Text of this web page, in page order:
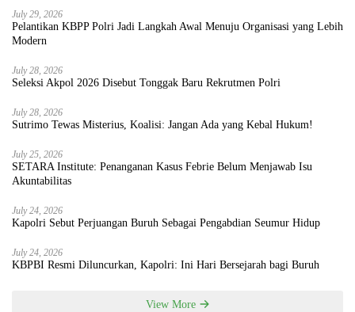
July 29, 2026
Pelantikan KBPP Polri Jadi Langkah Awal Menuju Organisasi yang Lebih
Modern
July 28, 2026
Seleksi Akpol 2026 Disebut Tonggak Baru Rekrutmen Polri
July 28, 2026
Sutrimo Tewas Misterius, Koalisi: Jangan Ada yang Kebal Hukum!
July 25, 2026
SETARA Institute: Penanganan Kasus Febrie Belum Menjawab Isu
Akuntabilitas
July 24, 2026
Kapolri Sebut Perjuangan Buruh Sebagai Pengabdian Seumur Hidup
July 24, 2026
KBPBI Resmi Diluncurkan, Kapolri: Ini Hari Bersejarah bagi Buruh
View More